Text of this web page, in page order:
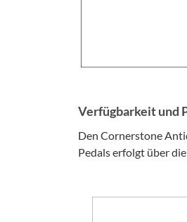
Verfügbarkeit und
Den Cornerstone
Pedals erfolgt über die